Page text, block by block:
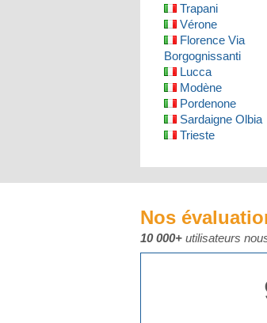
Trapani
Vérone
Florence Via
Borgognissanti
Lucca
Modène
Pordenone
Sardaigne Olbia
Trieste
Nos
10 000+ utilisateurs